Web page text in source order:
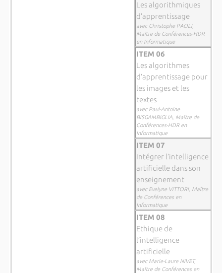
Les algorithmiques
d’apprentissage
avec Christophe PAOLI,
Maître de Conférences-HDR
en Informatique
ITEM 06
Les algorithmes
d’apprentissage pour
les images et les
textes
avec Paul-Antoine
BISGAMBIGLIA, Maître de
Conférences-HDR en
Informatique
ITEM 07
Intégrer l’intelligence
artificielle dans son
enseignement
avec Evelyne VITTORI, Maître
de Conférences en
Informatique
ITEM 08
Ethique de
l’intelligence
artificielle
avec Marie-Laure NIVET,
Maître de Conférences en